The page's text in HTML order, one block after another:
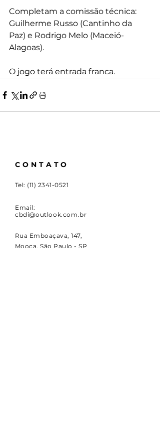
Completam a comissão técnica:
Guilherme Russo (Cantinho da
Paz) e Rodrigo Melo (Maceió-
Alagoas).
O jogo terá entrada franca.
CONTATO
Tel: (11) 2341-0521
Email:
cbdi@outlook.com.br
Rua Emboaçava, 147,
Mooca, São Paulo - SP